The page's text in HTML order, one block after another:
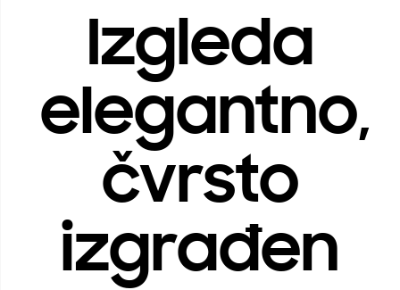
Izgleda
elegantno,
čvrsto
izgrađen